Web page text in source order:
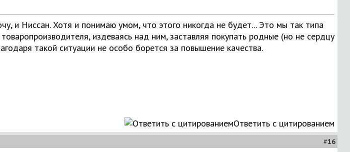
и Ниссан. Хотя и понимаю умом, что этого никогда не будет... Это мы так типа
издеваясь над ним, заставляя покупать родные (но не сердцу
такой ситуации не особо борется за повышение качества.
Ответить с цитированием
#16